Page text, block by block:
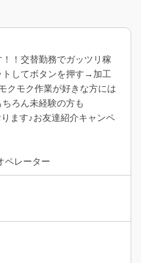
！交替勤務でガッツリ稼
してボタンを押す→加工
クモク作業が好きな方には
ろん未経験の方も
ます♪お友達紹介キャンペ
ペレーター